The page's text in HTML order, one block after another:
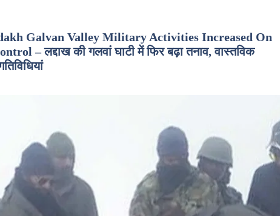
Galvan Valley Military Activities Increased On
– लद्दाख की गलवां घाटी में फिर बढ़ा तनाव, वास्तविक